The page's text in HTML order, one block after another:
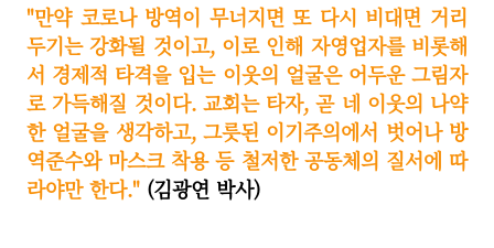
"만약 코로나 방역이 무너지면 또 다시 비대면 거리
두기는 강화될 것이고, 이로 인해 자영업자를 비롯해
서 경제적 타격을 입는 이웃의 얼굴은 어두운 그림자
로 가득해질 것이다. 교회는 타자, 곧 네 이웃의 나약
한 얼굴을 생각하고, 그릇된 이기주의에서 벗어나 방
역준수와 마스크 착용 등 철저한 공동체의 질서에 따
라야만 한다." (김광연 박사)